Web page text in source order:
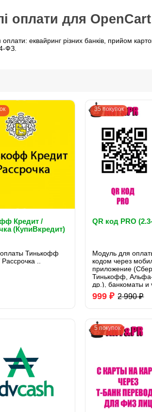
оплати для OpenCart
еквайринг різних банків, прийом
ФЗ.
Кредит /
(КупиВкредит)
Тинькофф
..
35 покупок
QR код PRO
Модуль для
кодом через
приложение
Тинькофф,
др.), банкоматы и
самообслуживания
Сбербанка.
страницах сайта,
кабинете и
999 ₽ 2 990 ₽
5 покупок